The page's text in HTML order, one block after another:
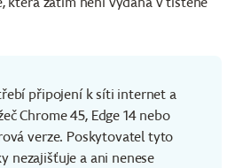
připojení k síti internet a
Chrome 45, Edge 14 nebo
verze. Poskytovatel tyto
nezajišťuje a ani nenese